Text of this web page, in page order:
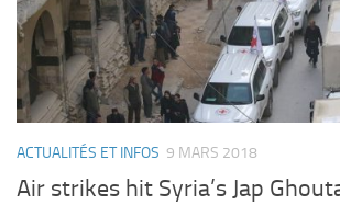
ACTUALITÉS ET INFOS 9 MARS 2018
Air strikes hit Syria’s Jap